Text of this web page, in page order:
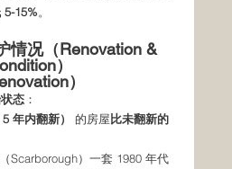
5-15%。
情况（Renovation &
）
）
态 ：
年内翻新）
的房屋比未翻新的
Scarborough）一套 1980 年代